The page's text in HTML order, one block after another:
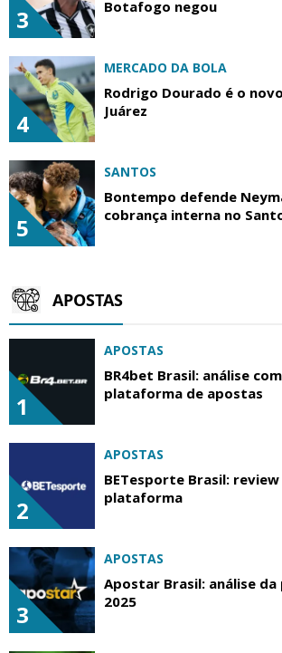
3 Botafogo negou
4
MERCADO DA BOLA
Rodrigo Dourado é o
Juárez
5
SANTOS
Bontempo defende
cobrança interna no
APOSTAS
1
APOSTAS
BR4bet Brasil: análise
plataforma de apostas
2
APOSTAS
BETesporte Brasil:
plataforma
3
APOSTAS
Apostar Brasil: análise
2025